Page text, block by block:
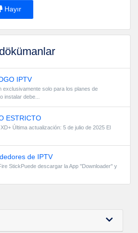
Hayır
IPTV
exclusivamente solo para los planes de
instalar debe...
ESTRICTO
Última actualización: 5 de julio de 2025 El
de IPTV
StickPuede descargar la App ''Downloader'' y